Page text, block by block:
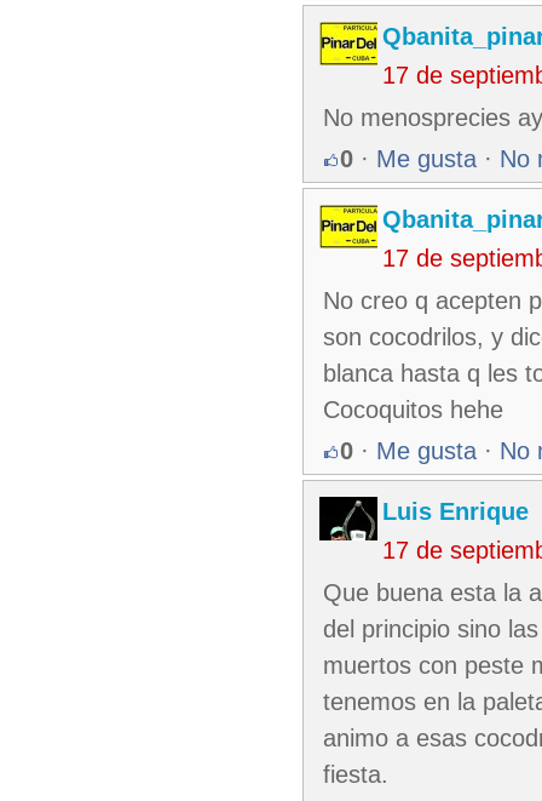
17 de
No menosprecies
0 · Me gusta · No
17 de
No creo q acepten
son cocodrilos, y
blanca hasta q les
Cocoquitos hehe
0 · Me gusta · No
Luis Enrique
17 de
Que buena esta la
del principio sino
muertos con peste
tenemos en la
animo a esas
fiesta.